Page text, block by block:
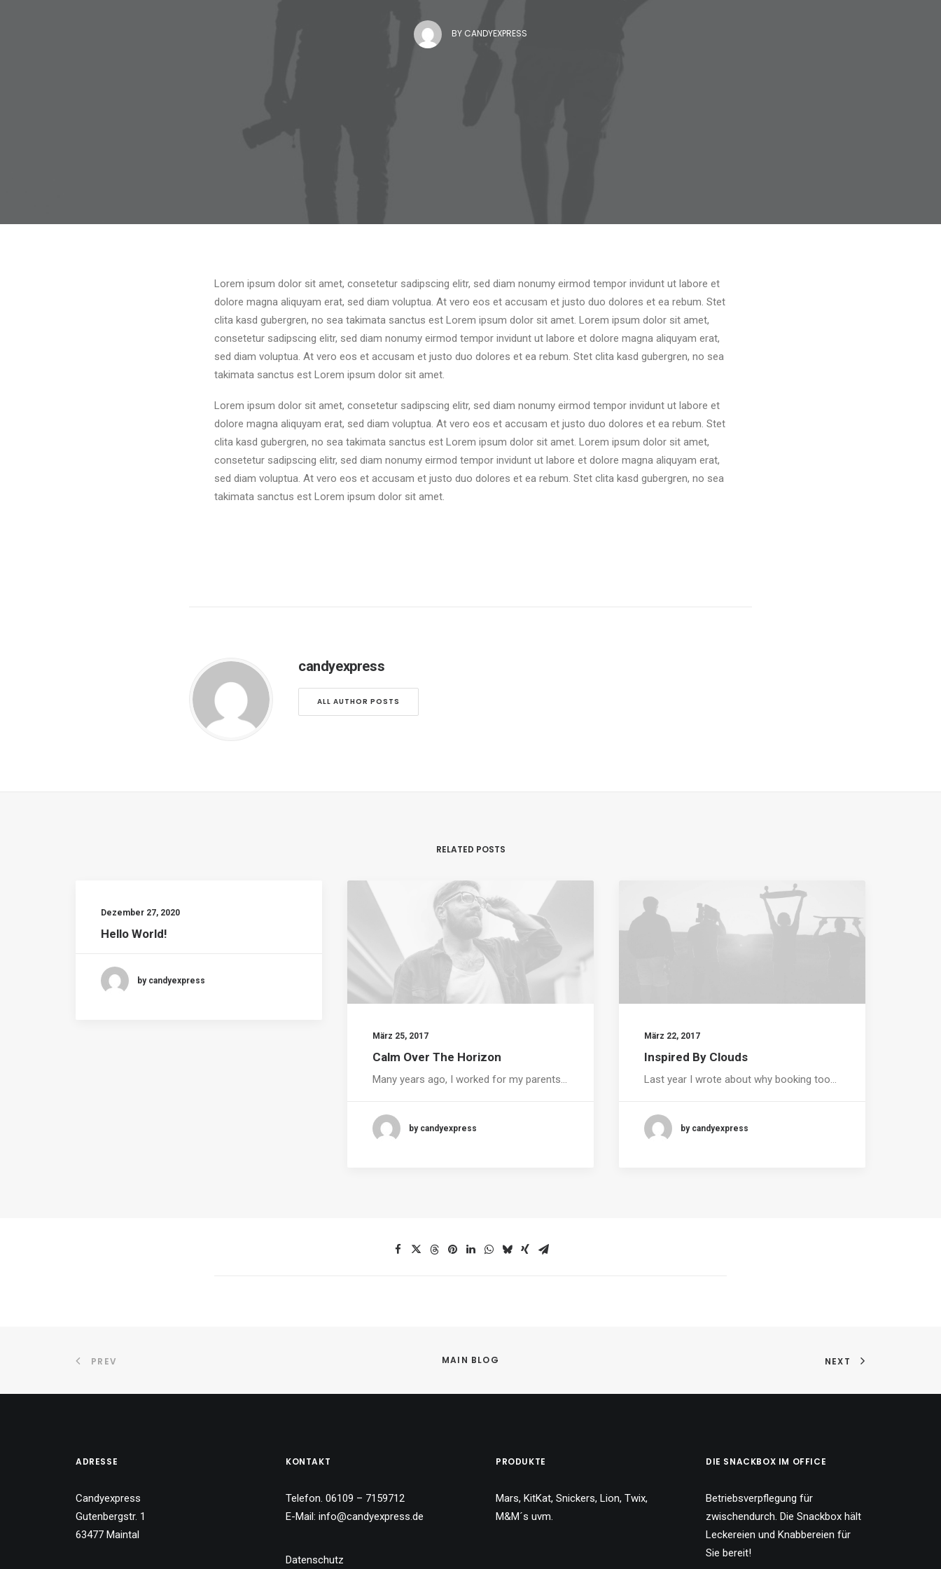
BY CANDYEXPRESS
Lorem ipsum dolor sit amet, consetetur sadipscing elitr, sed diam nonumy eirmod tempor invidunt ut labore et
dolore magna aliquyam erat, sed diam voluptua. At vero eos et accusam et justo duo dolores et ea rebum. Stet
clita kasd gubergren, no sea takimata sanctus est Lorem ipsum dolor sit amet. Lorem ipsum dolor sit amet,
consetetur sadipscing elitr, sed diam nonumy eirmod tempor invidunt ut labore et dolore magna aliquyam erat,
sed diam voluptua. At vero eos et accusam et justo duo dolores et ea rebum. Stet clita kasd gubergren, no sea
takimata sanctus est Lorem ipsum dolor sit amet.
Lorem ipsum dolor sit amet, consetetur sadipscing elitr, sed diam nonumy eirmod tempor invidunt ut labore et
dolore magna aliquyam erat, sed diam voluptua. At vero eos et accusam et justo duo dolores et ea rebum. Stet
clita kasd gubergren, no sea takimata sanctus est Lorem ipsum dolor sit amet. Lorem ipsum dolor sit amet,
consetetur sadipscing elitr, sed diam nonumy eirmod tempor invidunt ut labore et dolore magna aliquyam erat,
sed diam voluptua. At vero eos et accusam et justo duo dolores et ea rebum. Stet clita kasd gubergren, no sea
takimata sanctus est Lorem ipsum dolor sit amet.
candyexpress
ALL AUTHOR POSTS
RELATED POSTS
Dezember 27, 2020
Hello World!
by candyexpress
März 25, 2017
Calm Over The Horizon
Many years ago, I worked for my parents…
by candyexpress
März 22, 2017
Inspired By Clouds
Last year I wrote about why booking too…
by candyexpress
PREV MAIN BLOG NEXT
ADRESSE
Candyexpress
Gutenbergstr. 1
63477 Maintal
KONTAKT
Telefon. 06109 – 7159712
E-Mail: info@candyexpress.de
Datenschutz
PRODUKTE
Mars, KitKat, Snickers, Lion, Twix,
M&M´s uvm.
DIE SNACKBOX IM OFFICE
Betriebsverpflegung für
zwischendurch. Die Snackbox hält
Leckereien und Knabbereien für
Sie bereit!